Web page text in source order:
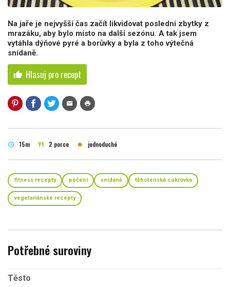
Na jaře je nejvyšší čas začít likvidovat poslední zbytky z
mrazáku, aby bylo místo na další sezónu. A tak jsem
vytáhla dýňové pyré a borůvky a byla z toho výtečná
snídaně.
thumb_up Hlasuj pro recept
mail print
schedule 15m restaurant 2 porce star jednoduché
fitness recepty pečení snídaně těhotenská cukrovka
vegetariánské recepty
Potřebné suroviny
Těsto